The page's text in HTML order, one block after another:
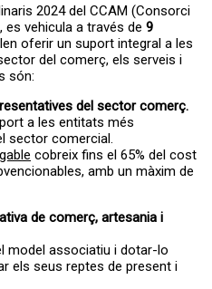
2024 del CCAM (Consorci
es vehicula a través de 9
oferir un suport integral a les
del comerç, els serveis i
són:
del sector comerç.
a les entitats més
sector comercial.
cobreix fins el 65% del cost
amb un màxim de
de comerç, artesania i
model associatiu i dotar-lo
els seus reptes de present i